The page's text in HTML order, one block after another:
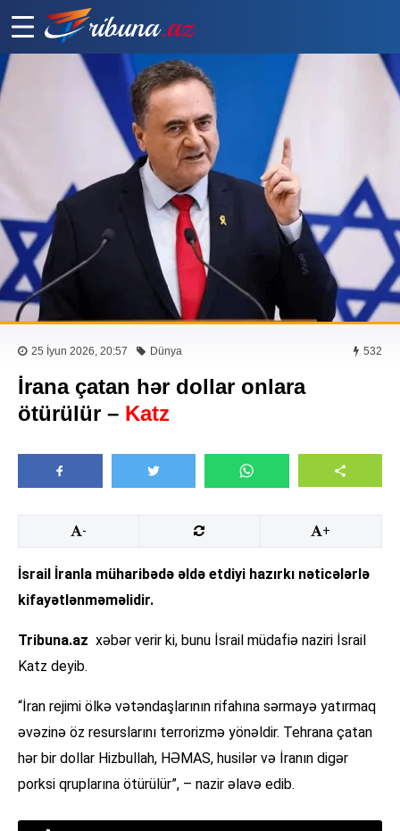
25 İyun 2026, 20:57 Dünya 532
İrana çatan hər dollar onlara
ötürülür – Katz
- +
İsrail İranla müharibədə əldə etdiyi hazırkı nəticələrlə
kifayətlənməməlidir.
Tribuna.az xəbər verir ki, bunu İsrail müdafiə naziri İsrail
Katz deyib.
“İran rejimi ölkə vətəndaşlarının rifahına sərmayə yatırmaq
əvəzinə öz resurslarını terrorizmə yönəldir. Tehrana çatan
hər bir dollar Hizbullah, HƏMAS, husilər və İranın digər
porksi qruplarına ötürülür”, – nazir əlavə edib.